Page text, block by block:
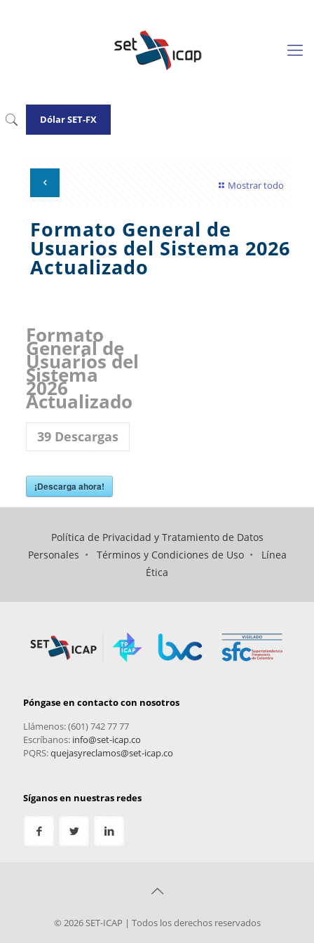
Dólar SET-FX
Mostrar todo
Formato General de
Usuarios del Sistema 2026
Actualizado
Formato
General de
Usuarios del
Sistema
2026
Actualizado
39Descargas
¡Descarga ahora!
Política de Privacidad y Tratamiento de Datos
Personales • Términos y Condiciones de Uso• Línea
Ética
Póngase en contacto con nosotros
Llámenos: (601) 742 77 77
Escríbanos: info@set-icap.co
PQRS:quejasyreclamos@set-icap.co
Síganos en nuestras redes
© 2026 SET-ICAP | Todos los derechos reservados